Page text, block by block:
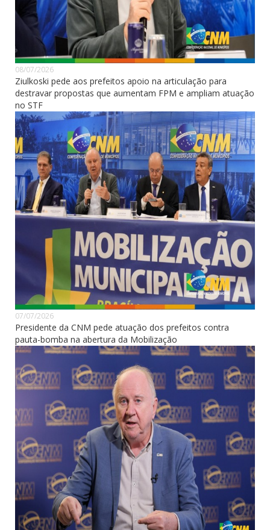
08/07/2026
Ziulkoski pede aos prefeitos apoio na articulação para
destravar propostas que aumentam FPM e ampliam atuação
no STF
07/07/2026
Presidente da CNM pede atuação dos prefeitos contra
pauta-bomba na abertura da Mobilização